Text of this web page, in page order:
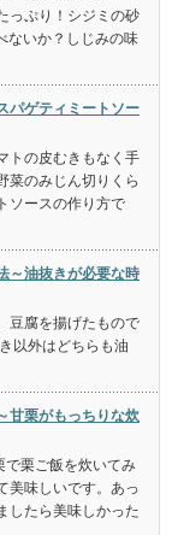
っぷり！シジミの砂
ないか？しじみの味
パゲティミートソー
トの皮むきもなく手
菜のみじん切りくら
ソースの作り方で
～油抜きが必要な時
豆腐を揚げたもので
以外はどちらも油
栗がもっちりな炊
で栗ご飯を炊いてみ
美味しいです。あっ
したら美味しかった